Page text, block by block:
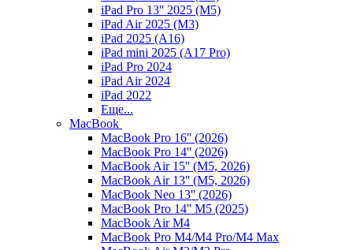
iPad Pro 13'' 2025 (M5)
iPad Air 2025 (M3)
iPad 2025 (A16)
iPad mini 2025 (A17 Pro)
iPad Pro 2024
iPad Air 2024
iPad 2022
Еще...
MacBook
MacBook Pro 16'' (2026)
MacBook Pro 14'' (2026)
MacBook Air 15'' (M5, 2026)
MacBook Air 13'' (M5, 2026)
MacBook Neo 13'' (2026)
MacBook Pro 14'' M5 (2025)
MacBook Air M4
MacBook Pro M4/M4 Pro/M4 Max